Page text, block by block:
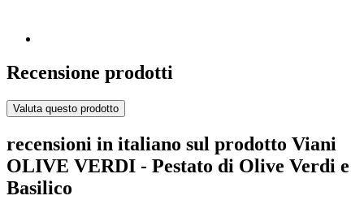
Recensione prodotti
Valuta questo prodotto
recensioni in italiano sul prodotto Viani
OLIVE VERDI - Pestato di Olive Verdi e
Basilico